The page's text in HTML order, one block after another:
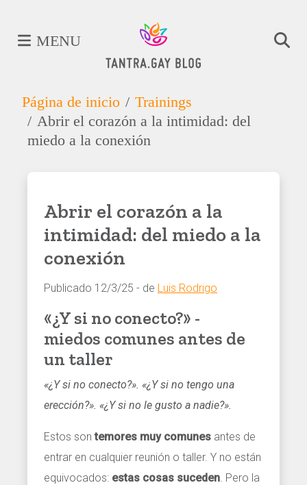
MENU
Página de inicio
Trainings
Abrir el corazón a la intimidad: del
miedo a la conexión
Abrir el corazón a la
intimidad: del miedo a la
conexión
Publicado 12/3/25 - de Luis Rodrigo
«¿Y si no conecto?» -
miedos comunes antes de
un taller
«¿Y si no conecto?». «¿Y si no tengo una
erección?». «¿Y si no le gusto a nadie?».
Estos sontemores muy comunes antes de
entrar en cualquier reunión o taller. Y no están
equivocados: estas cosas suceden . Pero la